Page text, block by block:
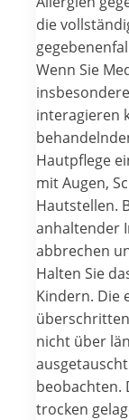
die
Wenn Sie
interagieren
Hautpflege
mit Augen,
Hautstellen.
anhaltender
abbrechen
Halten Sie
Kindern. Die
nicht über
beobachten.
trocken